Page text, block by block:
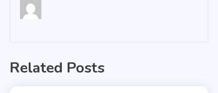
Related Posts